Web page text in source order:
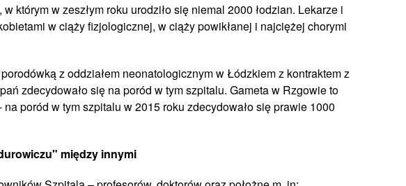
którym w zeszłym roku urodziło się niemal 2000 łodzian. Lekarze i
w ciąży fizjologicznej, w ciąży powikłanej i najciężej chorymi
z oddziałem neonatologicznym w Łódzkiem z kontraktem z
zdecydowało się na poród w tym szpitalu. Gameta w Rzgowie to
poród w tym szpitalu w 2015 roku zdecydowało się prawie 1000
między innymi